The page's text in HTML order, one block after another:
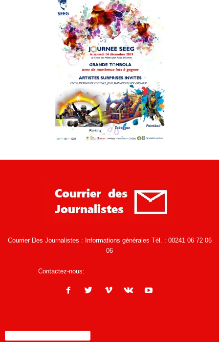
Courrier Des Journalistes : Informations générales Tél. : 00241 06 72 06
06
Contactez-nous: